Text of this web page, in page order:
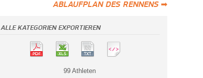
ABLAUFPLAN DES RENNENS ➡
ALLE KATEGORIEN EXPORTIEREN
99 Athleten